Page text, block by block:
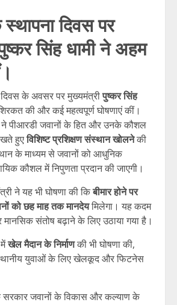
दिवस पर
सिंह धामी ने अहम
के अवसर पर मुख्यमंत्रीपुष्कर सिंह
की और कई महत्वपूर्ण घोषणाएं कीं।
ने पीआरडी जवानों के हित और उनके कौशल
हुएविशिष्ट प्रशिक्षण संस्थान खोलनेकी
के माध्यम से जवानों को आधुनिक
कौशल में निपुणता प्रदान की जाएगी।
ने यह भी घोषणा की किबीमार होने पर
को छह माह तक मानदेयमिलेगा। यह कदम
मानसिक संतोष बढ़ाने के लिए उठाया गया है।
मेंखेल मैदान के निर्माणकी भी घोषणा की,
युवाओं के लिए खेलकूद और फिटनेस
सरकार जवानों के विकास और कल्याण के